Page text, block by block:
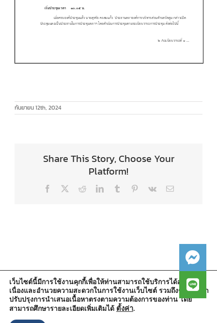
กันยายน 12th, 2024
Share This Story, Choose Your
Platform!
Facebook RedditLinkedInTumblr Pinterest
Vk Email
สำนักงานองค์การบริหารส่วนตำบลวัดตูม
หมู่ที่ 5 ตำบลวัดตูม อำเภอพระนครศรีอยุธยา จังหวัดพระนครศรีอยุธยา
13000
เว็บไซต์นี้มีการใช้งานคุกกี้เพื่อให้ท่านสามารถใช้บริการได้อย่างต่อ
เนื่องและอำนวยความสะดวกในการใช้งานเว็บไซต์ รวมถึงช่วยให้เรา
ปรับปรุงการนำเสนอเนื้อหาตรงตามความต้องการของท่าน โดย
สามารถศึกษารายละเอียดเพิ่มเติมได้ ตั้งค่า.